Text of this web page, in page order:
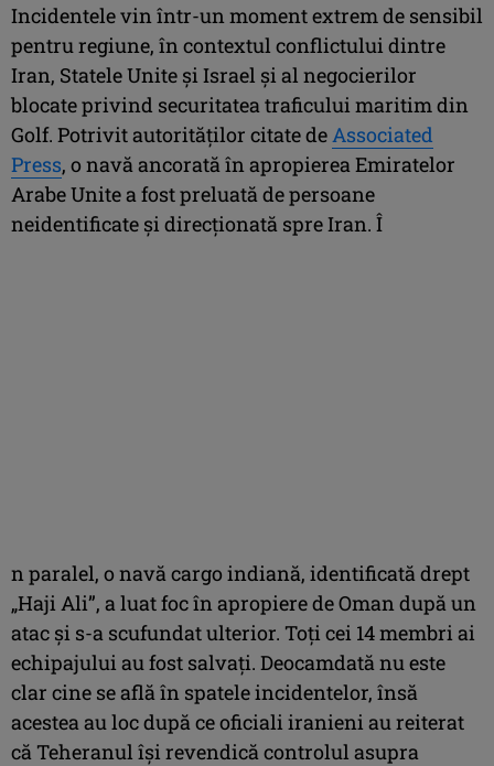
Incidentele vin într-un moment extrem de sensibil
pentru regiune, în contextul conflictului dintre
Iran, Statele Unite și Israel și al negocierilor
blocate privind securitatea traficului maritim din
Golf. Potrivit autorităților citate deAssociated
Press, o navă ancorată în apropierea Emiratelor
Arabe Unite a fost preluată de persoane
neidentificate și direcționată spre Iran. Î
n paralel, o navă cargo indiană, identificată drept
„Haji Ali”, a luat foc în apropiere de Oman după un
atac și s-a scufundat ulterior. Toți cei 14 membri ai
echipajului au fost salvați. Deocamdată nu este
clar cine se află în spatele incidentelor, însă
acestea au loc după ce oficiali iranieni au reiterat
că Teheranul își revendică controlul asupra